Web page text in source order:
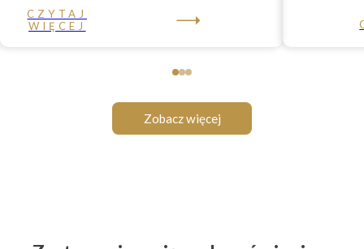
CZYTAJ
WIĘCEJ
Zobacz więcej